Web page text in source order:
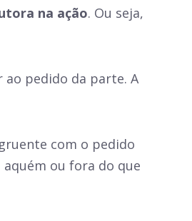
na ação. Ou seja,
pedido da parte. A
com o pedido
ou fora do que